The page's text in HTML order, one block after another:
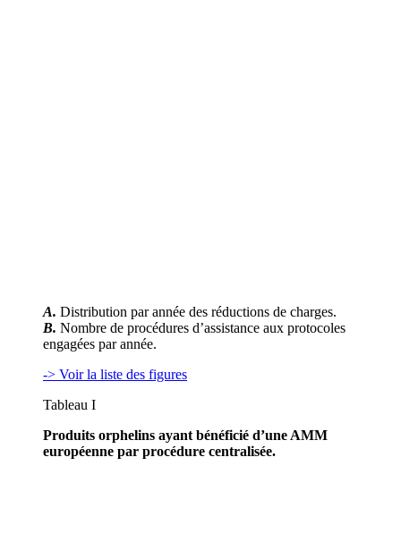
A. Distribution par année des réductions de charges.
B. Nombre de procédures d’assistance aux protocoles
engagées par année.
-> Voir la liste des figures
Tableau I
Produits orphelins ayant bénéficié d’une AMM
européenne par procédure centralisée.